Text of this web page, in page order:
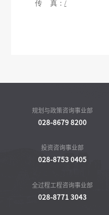
传 真： /
规划与政策咨询事业部
028-8679 8200
投资咨询事业部
028-8753 0405
全过程工程咨询事业部
028-8771 3043